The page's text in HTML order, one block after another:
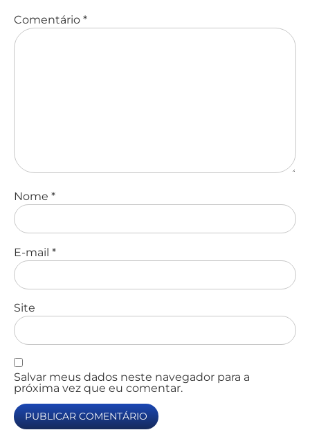
Comentário *
Nome *
E-mail *
Site
Salvar meus dados neste navegador para a
próxima vez que eu comentar.